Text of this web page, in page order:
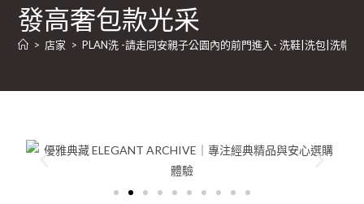
發高奢包款光采
> 店家 > PLAN洗 -請走同安親子公園內的前門進入- 洗鞋|洗包|洗帽|